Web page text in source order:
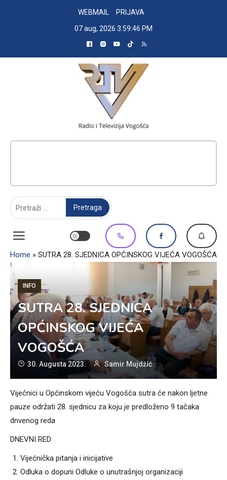
WEBMAIL
PRIJAVA
07 aug, 2026 3:59:47 PM
Home » SUTRA 28. SJEDNICA OPĆINSKOG VIJEĆA VOGOŠĆA
INFO
SUTRA 28. SJEDNICA
OPĆINSKOG VIJEĆA
VOGOŠĆA
30. Augusta 2023. Samir Mujdžić
Vijećnici u Općinskom vijeću Vogošća sutra će nakon ljetne
pauze održati 28. sjednicu za koju je predloženo 9 tačaka
dnvenog reda
DNEVNI RED
Vijećnička pitanja i inicijative
Odluka o dopuni Odluke o unutrašnjoj organizaciji